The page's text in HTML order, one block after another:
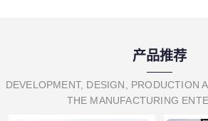
产品推荐
DEVELOPMENT, DESIGN, PRODUCTION
THE MANUFACTURING